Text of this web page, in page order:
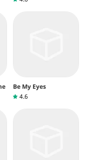
ส่วนลด40%
Be My Eyes
4.6